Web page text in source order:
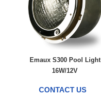
Emaux S300 Pool Light
16W/12V
CONTACT US